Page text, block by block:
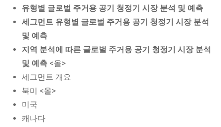
유형별 글로벌 주거용 공기 청정기 시장 분석 및 예측
세그먼트 유형별 글로벌 주거용 공기 청정기 시장 분석
및 예측
지역 분석에 따른 글로벌 주거용 공기 청정기 시장 분석
및 예측 <올>
세그먼트 개요
북미 <올>
미국
캐나다